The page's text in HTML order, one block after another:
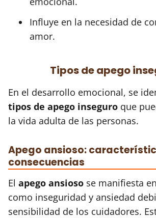
Influye en la necesidad de
amor.
Tipos de apego
En el desarrollo emocional, se
tipos de apego inseguro que
la vida adulta de las personas.
Apego ansioso:
consecuencias
El apego ansioso se manifiesta
como inseguridad y ansiedad
sensibilidad de los cuidadores.